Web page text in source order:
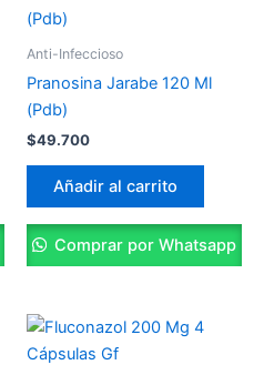
Anti-Infeccioso
Pranosina Jarabe 120 Ml
(Pdb)
$49.700
Añadir al carrito
Comprar por Whatsapp